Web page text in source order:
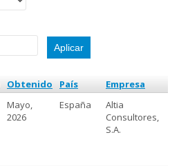
Obtenido País
Empresa
Mayo,
2026
España
Altia
Consultores,
S.A.